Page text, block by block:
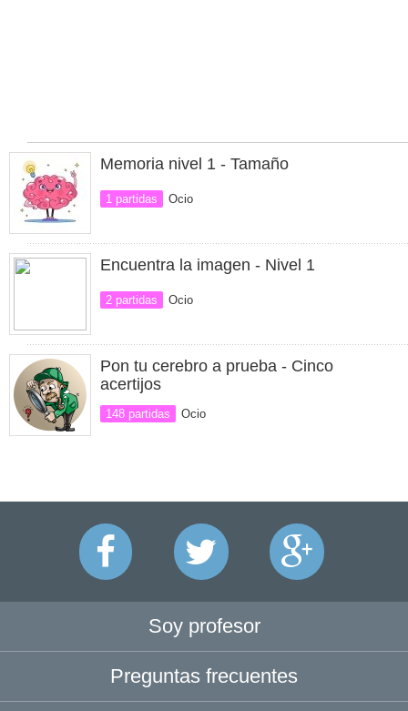
Memoria nivel 1 - Tamaño
1 partidas Ocio
Encuentra la imagen - Nivel 1
2 partidas Ocio
Pon tu cerebro a prueba - Cinco
acertijos
148 partidas Ocio
Soy profesor
Preguntas frecuentes